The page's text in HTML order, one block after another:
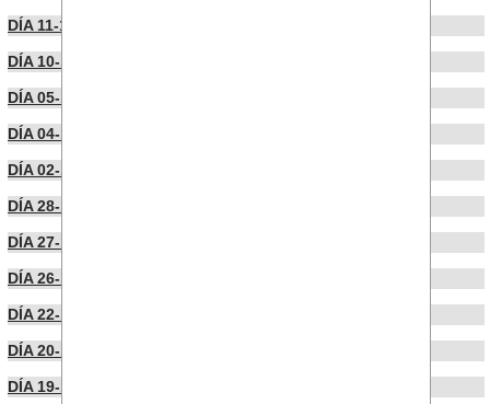
DÍA 11-12-2024
DÍA 10-12-2024
DÍA 05-12-2024
DÍA 04-12-2024
DÍA 02-12-2024
DÍA 28-11-2024
DÍA 27-11-2024
DÍA 26-11-2024
DÍA 22-11-2024
DÍA 20-11-2024
DÍA 19-11-2024